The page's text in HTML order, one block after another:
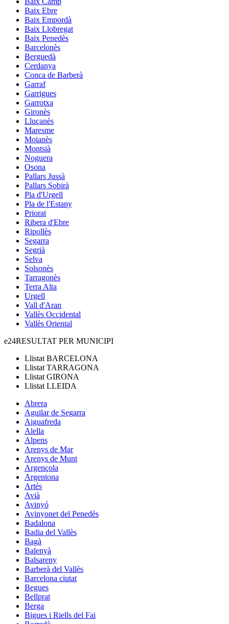
Baix Ebre
Baix Empordà
Baix Llobregat
Baix Penedès
Barcelonès
Berguedà
Cerdanya
Conca de Barberà
Garraf
Garrigues
Garrotxa
Gironès
Lluçanès
Maresme
Moianès
Montsià
Noguera
Osona
Pallars Jussà
Pallars Sobirà
Pla d'Urgell
Pla de l'Estany
Priorat
Ribera d'Ebre
Ripollès
Segarra
Segrià
Selva
Solsonès
Tarragonès
Terra Alta
Urgell
Vall d'Aran
Vallès Occidental
Vallès Oriental
e24RESULTAT PER MUNICIPI
Llistat BARCELONA
Llistat TARRAGONA
Llistat GIRONA
Llistat LLEIDA
Abrera
Aguilar de Segarra
Aiguafreda
Alella
Alpens
Arenys de Mar
Arenys de Munt
Argençola
Argentona
Artés
Avià
Avinyó
Avinyonet del Penedès
Badalona
Badia del Vallès
Bagà
Balenyà
Balsareny
Barberà del Vallès
Barcelona ciutat
Begues
Bellprat
Berga
Bigues i Riells del Fai